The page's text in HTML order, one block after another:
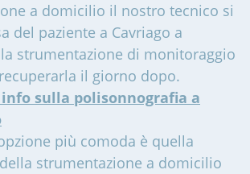
a domicilio il nostro tecnico si
del paziente a Cavriago a
strumentazione di monitoraggio
il giorno dopo.
sulla polisonnografia a
più comoda è quella
strumentazione a domicilio